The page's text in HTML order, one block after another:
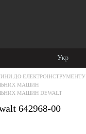
Укр
ДО ЕЛЕКТРОІНСТРУМЕНТУ
МАШИН
МАШИН DEWALT
642968-00